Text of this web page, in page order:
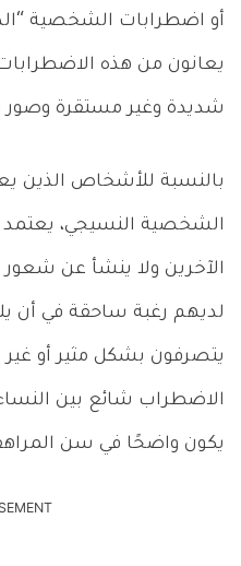
أو اضطرابات الشخصية
يعانون من هذه
شديدة وغير مستقرة وصور
بالنسبة للأشخاص الذين
الشخصية النسيجي، يعتمد
الآخرين ولا ينشأ عن شعور
لديهم رغبة ساحقة في أن
يتصرفون بشكل مثير أو غير
الاضطراب شائع بين
يكون واضحًا في سن